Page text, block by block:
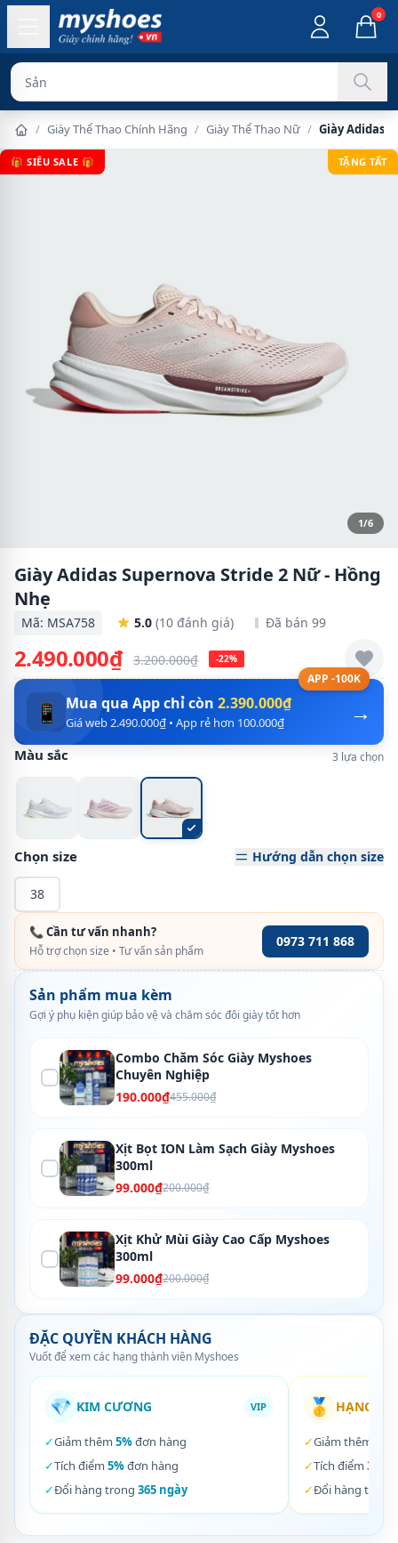
0
Sản phẩm chín
/ Giày Thể Thao Chính Hãng / Giày Thể Thao Nữ / Giày Adidas
🎁 SIÊU SALE 🎁 TẶNG TẤT
1/6
Giày Adidas Supernova Stride 2 Nữ - Hồng
Nhẹ
Mã: MSA758 5.0 (10 đánh giá) Đã bán 99
2.490.000₫ 3.200.000₫ -22%
APP -100K
→
📱 Mua qua App chỉ còn 2.390.000₫
Giá web 2.490.000₫ • App rẻ hơn 100.000₫
Màu sắc 3 lựa chọn
Chọn size Hướng dẫn chọn size
38
📞 Cần tư vấn nhanh?
Hỗ trợ chọn size • Tư vấn sản phẩm
0973 711 868
Sản phẩm mua kèm
Gợi ý phụ kiện giúp bảo vệ và chăm sóc đôi giày tốt hơn
Combo Chăm Sóc Giày Myshoes
Chuyên Nghiệp
190.000₫455.000₫
Xịt Bọt ION Làm Sạch Giày Myshoes
300ml
99.000₫200.000₫
Xịt Khử Mùi Giày Cao Cấp Myshoes
300ml
99.000₫200.000₫
ĐẶC QUYỀN KHÁCH HÀNG
Vuốt để xem các hạng thành viên Myshoes
💎 KIM CƯƠNG VIP
✓Giảm thêm 5%đơn hàng
✓Tích điểm 5%đơn hàng
✓Đổi hàng trong 365 ngày
🥇 HẠNG
✓Giảm thêm
✓Tích điểm 3%
✓Đổi hàng trong